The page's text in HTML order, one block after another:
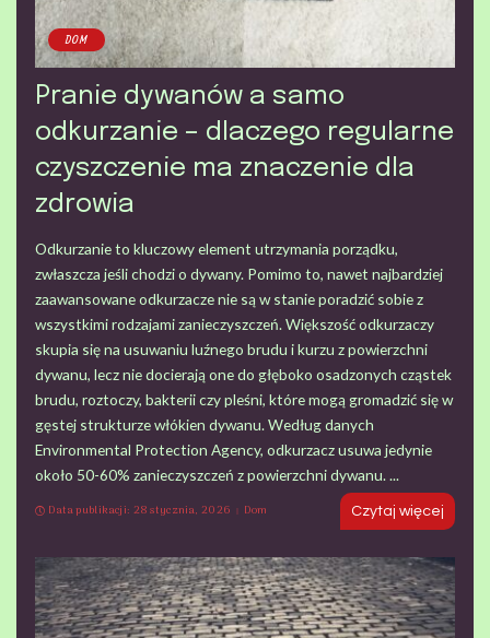
DOM
Pranie dywanów a samo
odkurzanie – dlaczego regularne
czyszczenie ma znaczenie dla
zdrowia
Odkurzanie to kluczowy element utrzymania porządku,
zwłaszcza jeśli chodzi o dywany. Pomimo to, nawet najbardziej
zaawansowane odkurzacze nie są w stanie poradzić sobie z
wszystkimi rodzajami zanieczyszczeń. Większość odkurzaczy
skupia się na usuwaniu luźnego brudu i kurzu z powierzchni
dywanu, lecz nie docierają one do głęboko osadzonych cząstek
brudu, roztoczy, bakterii czy pleśni, które mogą gromadzić się w
gęstej strukturze włókien dywanu. Według danych
Environmental Protection Agency, odkurzacz usuwa jedynie
około 50-60% zanieczyszczeń z powierzchni dywanu. ...
Data publikacji: 28 stycznia, 2026
Dom Czytaj więcej